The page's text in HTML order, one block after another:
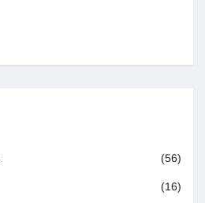
(56)
(16)